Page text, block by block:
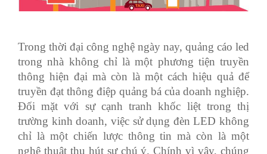
Trong thời đại công nghệ ngày nay, quảng cáo led
trong nhà không chỉ là một phương tiện truyền
thông hiện đại mà còn là một cách hiệu quả để
truyền đạt thông điệp quảng bá của doanh nghiệp.
Đối mặt với sự cạnh tranh khốc liệt trong thị
trường kinh doanh, việc sử dụng đèn LED không
chỉ là một chiến lược thông tin mà còn là một
nghệ thuật thu hút sự chú ý. Chính vì vậy, chúng